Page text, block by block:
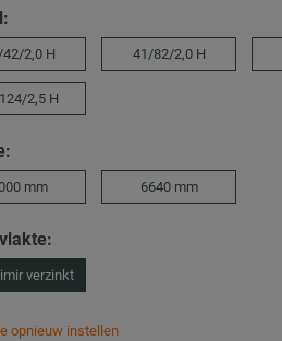
2,0 H 41/82/2,0 H
2,5 H
mm 6640 mm
verzinkt
opnieuw instellen